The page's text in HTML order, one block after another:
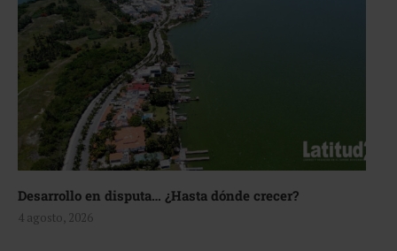
Desarrollo en disputa… ¿Hasta dónde crecer?
4 agosto, 2026